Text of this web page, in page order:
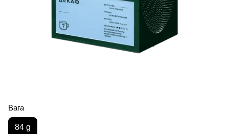
Вага
84 g